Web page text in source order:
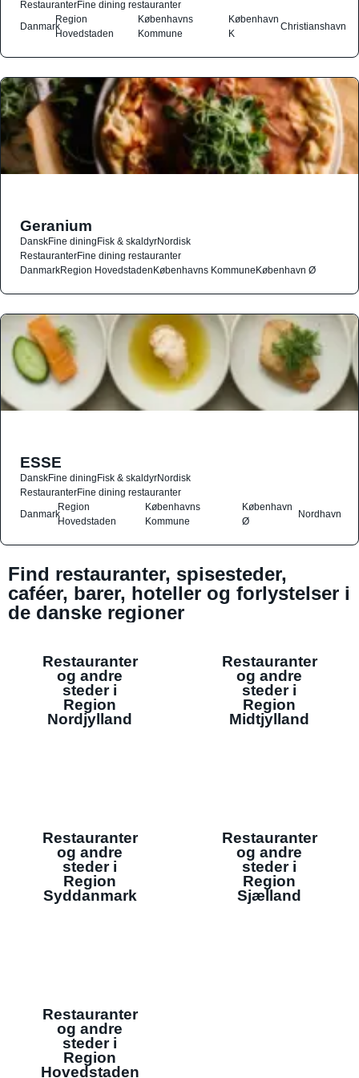
RestauranterFine dining restauranter
Danmark
Region
Hovedstaden
Københavns
Kommune
København
K
Christianshavn
Geranium
DanskFine diningFisk & skaldyrNordisk
RestauranterFine dining restauranter
DanmarkRegion HovedstadenKøbenhavns KommuneKøbenhavn Ø
ESSE
DanskFine diningFisk & skaldyrNordisk
RestauranterFine dining restauranter
Danmark
Region
Hovedstaden
Københavns
Kommune
København
Ø
Nordhavn
Find restauranter, spisesteder,
caféer, barer, hoteller og forlystelser i
de danske regioner
Restauranter
og andre
steder i
Region
Nordjylland
Restauranter
og andre
steder i
Region
Midtjylland
Restauranter
og andre
steder i
Region
Syddanmark
Restauranter
og andre
steder i
Region
Sjælland
Restauranter
og andre
steder i
Region
Hovedstaden